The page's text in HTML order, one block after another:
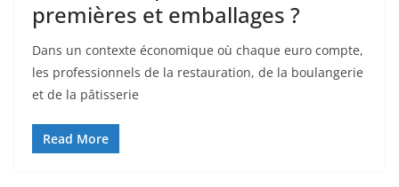
premières et emballages ?
Dans un contexte économique où chaque euro compte,
les professionnels de la restauration, de la boulangerie
et de la pâtisserie
Read More